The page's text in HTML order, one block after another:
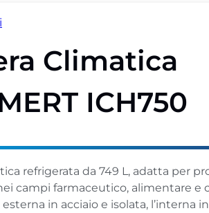
Climatica
ICH750
refrigerata da 749 L, adatta per
campi farmaceutico, alimentare e
in acciaio e isolata, l’interna